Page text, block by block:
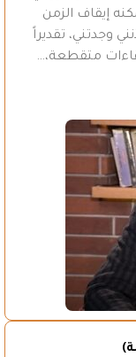
إيقاف الزمن
وجدتني، تقديراً
متقطعة،…